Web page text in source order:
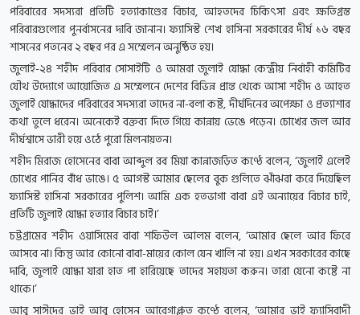
পরিবারের সদস্যরা প্রতিটি হত্যাকাণ্ডের বিচার, আহতদের চিকিৎসা এবং ক্ষতিগ্রস্ত
পরিবারগুলোর পুনর্বাসনের দাবি জানান। ফ্যাসিস্ট শেখ হাসিনা সরকারের দীর্ঘ ১৬ বছর
শাসনের পতনের ২ বছর পর এ সম্মেলন অনুষ্ঠিত হয়।
জুলাই-২৪ শহীদ পরিবার সোসাইটি ও আমরা জুলাই যোদ্ধা কেন্দ্রীয় নির্বাহী কমিটির
যৌথ উদ্যোগে আয়োজিত এ সম্মেলনে দেশের বিভিন্ন প্রান্ত থেকে আসা শহীদ ও আহত
জুলাই যোদ্ধাদের পরিবারের সদস্যরা তাদের না-বলা কষ্ট, দীর্ঘদিনের অপেক্ষা ও প্রত্যাশার
কথা তুলে ধরেন। অনেকেই বক্তব্য দিতে গিয়ে কান্নায় ভেঙে পড়েন। চোখের জল আর
দীর্ঘশ্বাসে ভারী হয়ে ওঠে পুরো মিলনায়তন।
শহীদ মিরাজ হোসেনের বাবা আব্দুল রব মিয়া কান্নাজড়িত কণ্ঠে বলেন, ‘জুলাই এলেই
চোখের পানির বাঁধ ভাঙে। ৫ আগস্ট আমার ছেলের বুক গুলিতে ঝাঁঝরা করে দিয়েছিল
ফ্যাসিস্ট হাসিনা সরকারের পুলিশ। আমি এক হতভাগা বাবা এই অন্যায়ের বিচার চাই,
প্রতিটি জুলাই যোদ্ধা হত্যার বিচার চাই।’
চট্টগ্রামের শহীদ ওয়াসিমের বাবা শফিউল আলম বলেন, ‘আমার ছেলে আর ফিরে
আসবে না। কিন্তু আর কোনো বাবা-মায়ের কোল যেন খালি না হয়। এখন সরকারের কাছে
দাবি, জুলাই যোদ্ধা যারা হাত পা হারিয়েছে তাদের সহায়তা করুন। তারা যেনো কষ্টে না
থাকে।’
আবু সাঈদের ভাই আবু হোসেন আবেগাপ্লুত কণ্ঠে বলেন, ‘আমার ভাই ফ্যাসিবাদী